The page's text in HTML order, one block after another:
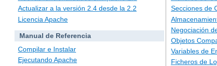
Actualizar a la versión 2.4 desde la 2.2
Licencia Apache
Manual de Referencia
Compilar e Instalar
Ejecutando Apache
Secciones de
Negociación
Objetos
Variables de
Ficheros de